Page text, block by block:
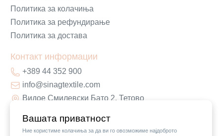
Вашата приватност
Ние користиме колачиња за да ви го овозможиме најдоброто
Политика за колачиња
Политика за рефундирање
Политика за достава
Контакт информации
+389 44 352 900
info@sinagtextile.com
Видое Смилевски Бато 2, Тетово